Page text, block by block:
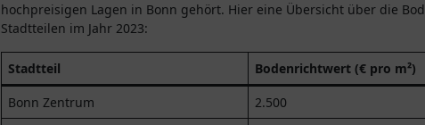
hochpreisigen Lagen in Bonn gehört. Hier eine Übersicht über die
Stadtteilen im Jahr 2023:
Stadtteil
Bodenrichtwert (€ pro m²)
Bonn Zentrum
2.500